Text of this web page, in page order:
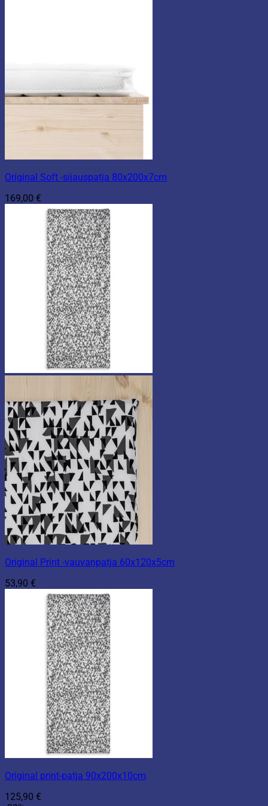
Original Soft -sijauspatja 80x200x7cm
169,00 €
Original Print -vauvanpatja 60x120x5cm
53,90 €
Original print-patja 90x200x10cm
125,90 €